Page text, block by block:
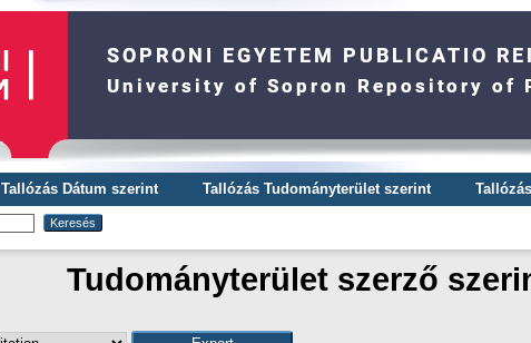
Tallózás Dátum szerint Tallózás Tudományterület szerint
Tudományterület szerző